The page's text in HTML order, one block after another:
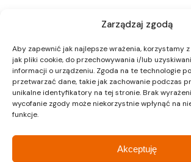
Zarządzaj zgodą
Aby zapewnić jak najlepsze wrażenia, korzystamy
jak pliki cookie, do przechowywania i/lub
informacji o urządzeniu. Zgoda na te technologie
przetwarzać dane, takie jak zachowanie podczas
unikalne identyfikatory na tej stronie. Brak
wycofanie zgody może niekorzystnie wpłynąć na
funkcje.
Akceptuję